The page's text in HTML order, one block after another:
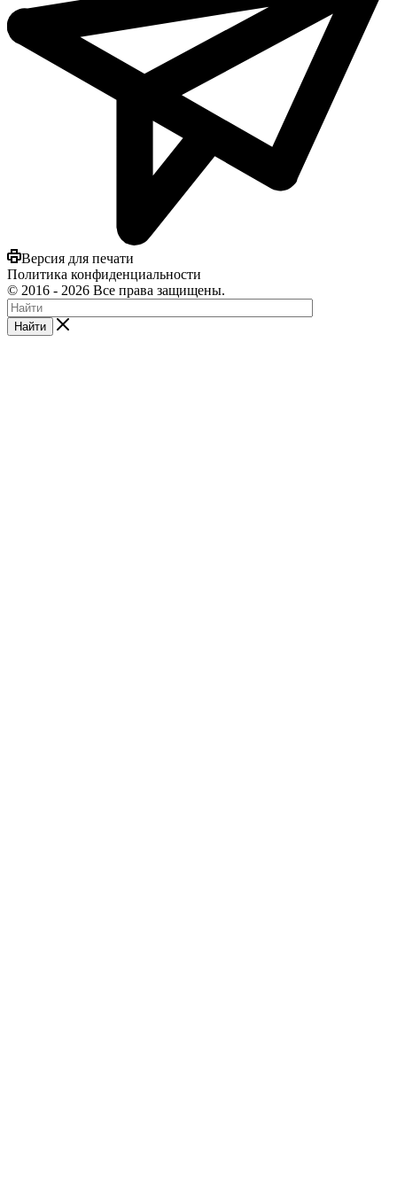
Версия для печати
Политика конфиденциальности
© 2016 - 2026 Все права защищены.
Найти